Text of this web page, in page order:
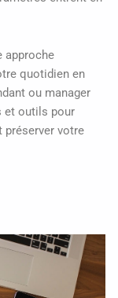
approche
quotidien en
ou manager
et outils pour
votre